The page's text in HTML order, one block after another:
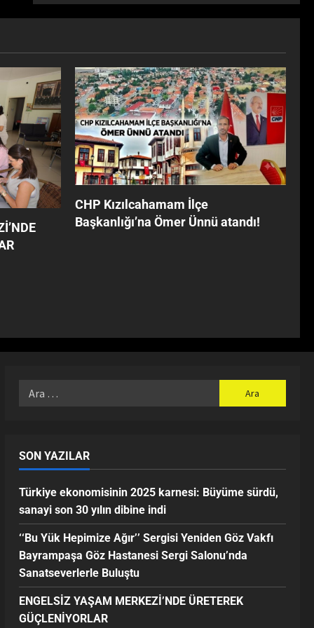
I!
CHP Kızılcahamam İlçe
Başkanlığı’na Ömer Ünnü atandı!
SON YAZILAR
Türkiye ekonomisinin 2025 karnesi: Büyüme sürdü,
sanayi son 30 yılın dibine indi
‘‘Bu Yük Hepimize Ağır’’ Sergisi Yeniden Göz Vakfı
Bayrampaşa Göz Hastanesi Sergi Salonu’nda
Sanatseverlerle Buluştu
ENGELSİZ YAŞAM MERKEZİ’NDE ÜRETEREK
GÜÇLENİYORLAR